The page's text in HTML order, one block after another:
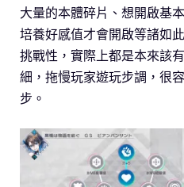
大量的本體碎片、想開啟基
培養好感值才會開啟等諸如
挑戰性，實際上都是本來該
細，拖慢玩家遊玩步調，很
步。